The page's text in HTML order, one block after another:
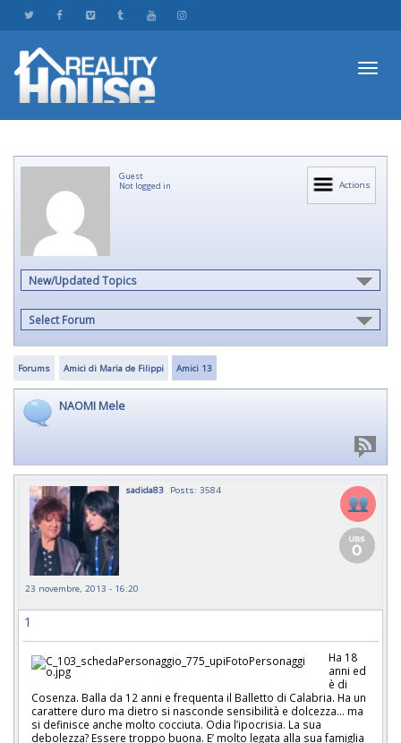
Actions
Guest
Not logged in
New/Updated Topics
Select Forum
Forums Amici di Maria de Filippi Amici 13
NAOMI Mele
sadida83 Posts: 3584
23 novembre, 2013 - 16:20
1
Ha 18
anni ed
è di
Cosenza. Balla da 12 anni e frequenta il Balletto di Calabria. Ha un
carattere duro ma dietro si nasconde sensibilità e dolcezza... ma
si definisce anche molto cocciuta. Odia l’ipocrisia. La sua
debolezza? Essere troppo buona. E’ molto legata alla sua famiglia